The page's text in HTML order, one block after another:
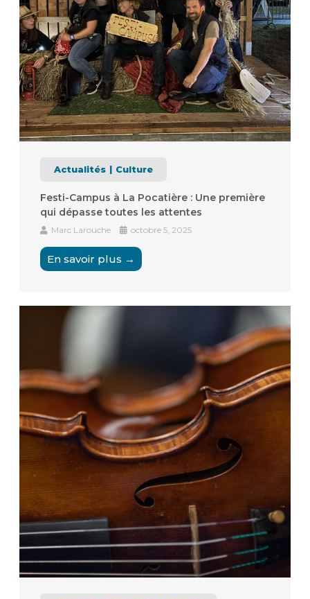
Actualités Culture
Festi-Campus à La Pocatière : Une première
qui dépasse toutes les attentes
Marc Larouche octobre 5, 2025
En savoir plus →